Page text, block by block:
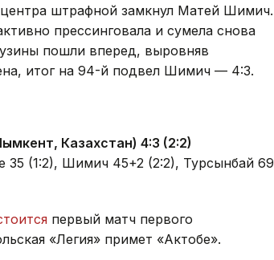
штрафной замкнул Матей Шимич.
прессинговала и сумела снова
пошли вперед, выровняв
итог на 94-й подвел Шимич — 4:3.
Казахстан) 4:3 (2:2)
35 (1:2), Шимич 45+2 (2:2), Турсынбай 69
первый матч первого
«Легия» примет «Актобе».